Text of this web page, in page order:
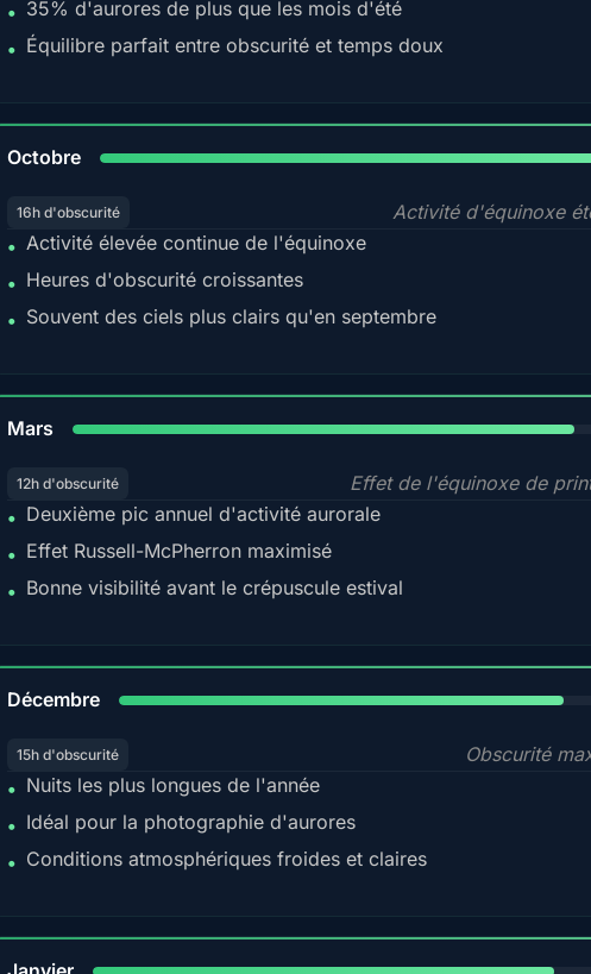
• 35% d'aurores de plus que les mois d'été
• Équilibre parfait entre obscurité et temps doux
Octobre
16h d'obscurité
Activité d'équinoxe
• Activité élevée continue de l'équinoxe
• Heures d'obscurité croissantes
• Souvent des ciels plus clairs qu'en septembre
Mars
12h d'obscurité
Effet de l'équinoxe de
• Deuxième pic annuel d'activité aurorale
• Effet Russell-McPherron maximisé
• Bonne visibilité avant le crépuscule estival
Décembre
15h d'obscurité
Obscurité
• Nuits les plus longues de l'année
• Idéal pour la photographie d'aurores
• Conditions atmosphériques froides et claires